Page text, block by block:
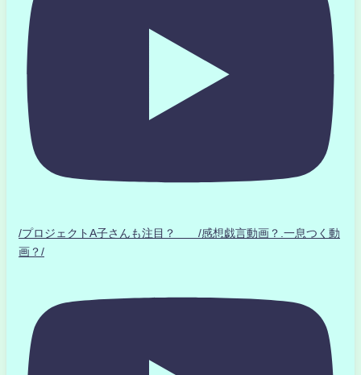
/プロジェクトA子さんも注目？ /感想戯言動画？.一息つく動
画？/